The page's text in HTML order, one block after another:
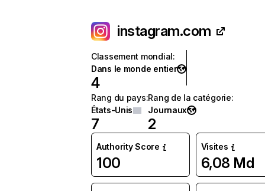
instagram.com
Classement mondial:
Dans le monde entier
4
Rang du pays:
États-Unis
7
Rang de la catégorie:
Journaux
2
Authority Score
100
Visites
6,08 Md